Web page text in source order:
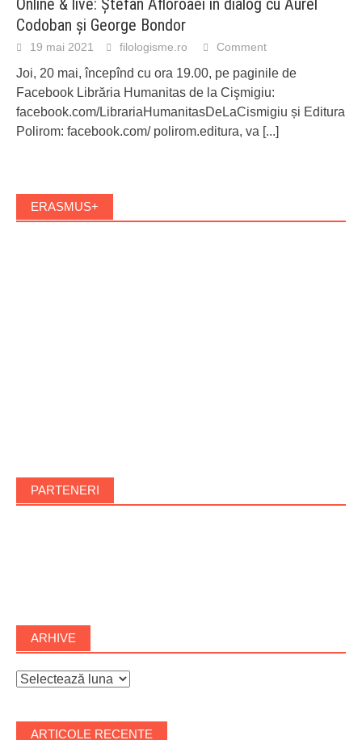
Online & live: Ștefan Afloroaei în dialog cu Aurel
Codoban și George Bondor
19 mai 2021 filologisme.ro Comment
Joi, 20 mai, începînd cu ora 19.00, pe paginile de
Facebook Librăria Humanitas de la Cişmigiu:
facebook.com/LibrariaHumanitasDeLaCismigiu și Editura
Polirom: facebook.com/ polirom.editura, va [...]
ERASMUS+
PARTENERI
ARHIVE
Arhive
ARTICOLE RECENTE